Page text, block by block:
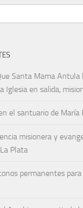
Santa Mama
Iglesia en salida,
el santuario de María
misionera y
Plata
permanentes